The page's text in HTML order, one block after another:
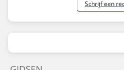
Schrijf een